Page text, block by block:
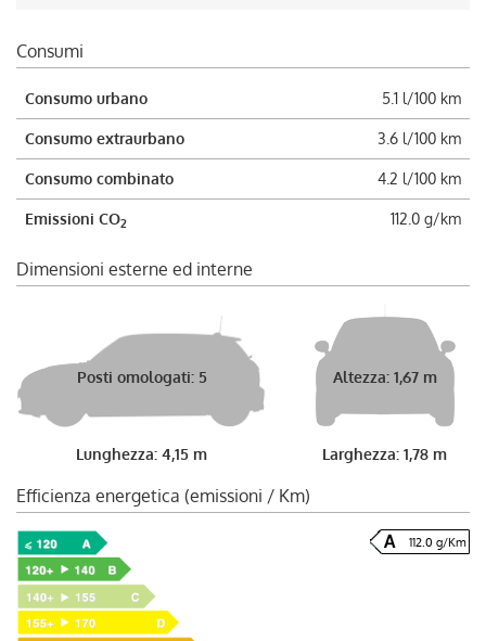
Consumi
Consumo urbano 5.1 l/100 km
Consumo extraurbano 3.6 l/100 km
Consumo combinato 4.2 l/100 km
Emissioni CO2 112.0 g/km
Dimensioni esterne ed interne
Posti omologati: 5
Lunghezza: 4,15 m
Altezza: 1,67 m
Larghezza: 1,78 m
Efficienza energetica (emissioni / Km)
112.0 g/Km